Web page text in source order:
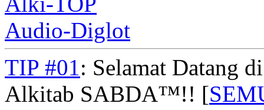
Audio-Diglot
TIP #01: Selamat Datang
Alkitab SABDA™!! [